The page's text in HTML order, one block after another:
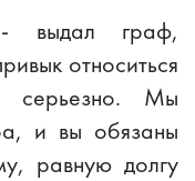
выдал граф,
относиться
серьезно. Мы
и вы обязаны
равную долгу